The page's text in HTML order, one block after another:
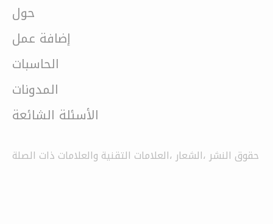
حول
إضافة عمل
الحاسبات
المدونات
الأسئلة الشائعة
حقوق النشر ،الشعار ،العلامات التقنية والعلامات ذات الصلة